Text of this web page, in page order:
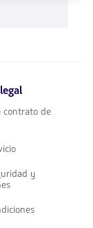
contrato de
y